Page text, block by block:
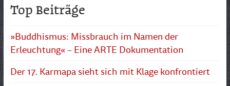
Top Beiträge
»Buddhismus: Missbrauch im Namen der
Erleuchtung« – Eine ARTE Dokumentation
Der 17. Karmapa sieht sich mit Klage konfrontiert